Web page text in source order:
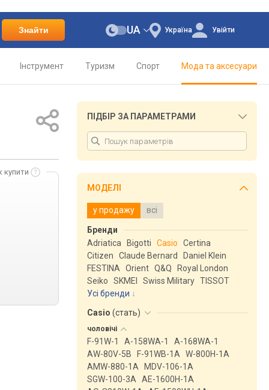
Знайти Україна
UA Увійти
Інструмент Туризм Спорт Мода та аксесуари
купити
ПІДБІР ЗА ПАРАМЕТРАМИ
МОДЕЛІ
у продажу всі
Бренди
Adriatica
Bigotti Casio
Certina
Citizen
Claude Bernard
Daniel Klein
FESTINA
Orient Q&Q
Royal London
Seiko
SKMEI Swiss Military TISSOT
Усі бренди
Casio (стать)
чоловічі
F-91W-1 A-158WA-1
A-168WA-1
AW-80V-5B
F-91WB-1A
W-800H-1A
AMW-880-1A
MDV-106-1A
SGW-100-3A
AE-1600H-1A